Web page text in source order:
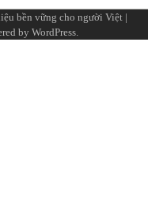
bền vững cho người Việt |
by WordPress